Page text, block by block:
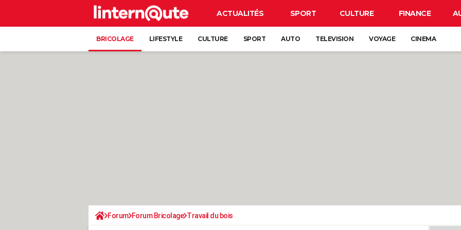
ACTUALITÉS SPORT CULTURE FINANCE
BRICOLAGE LIFESTYLE CULTURE SPORT AUTO TELEVISION VOYAGE CINEMA
Forum Forum Bricolage Travail du bois